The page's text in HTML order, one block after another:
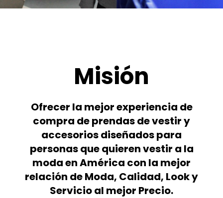
Misión
Ofrecer la mejor experiencia de
compra de prendas de vestir y
accesorios diseñados para
personas que quieren vestir a la
moda en América con la mejor
relación de Moda, Calidad, Look y
Servicio al mejor Precio.